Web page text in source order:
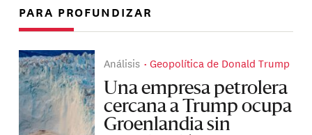
PARA PROFUNDIZAR
Análisis Geopolítica de Donald Trump
Una empresa petrolera
cercana a Trump ocupa
Groenlandia sin